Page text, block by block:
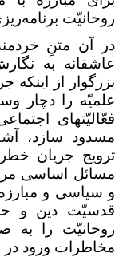
روحانیّت
در آن متنِ
عاشقانه به
بزرگوار از
علمیّه را دچار
فعّالیّتهای
مسدود سازد،
ترویج جریان
مسائل اساسی
و سیاسی و
قدسیّت دین و
روحانیّت را به
مخاطرات ورود